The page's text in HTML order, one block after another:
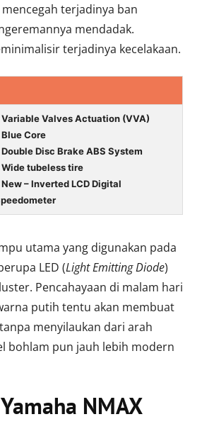
terjadinya ban
mendadak.
terjadinya kecelakaan.
Variable Valves Actuation (VVA)
Blue Core
Double Disc Brake ABS System
Wide tubeless tire
New – Inverted LCD Digital
utama yang digunakan pada
LED (Light Emitting Diode)
Pencahayaan di malam hari
putih tentu akan membuat
menyilaukan dari arah
bohlam pun jauh lebih modern
NMAX